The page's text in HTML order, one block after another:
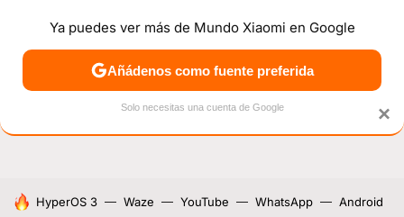
NOTICIAS MÓVILES TUTORIALES OFERTAS
HOY SE HABLA DE
HyperOS 3 Waze YouTube WhatsApp Android
×
Ya puedes ver más de Mundo Xiaomi en Google
Añádenos como fuente preferida
Solo necesitas una cuenta de Google